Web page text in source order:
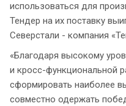
использоваться для
Тендер на их поставку
Северстали - компания
«Благодаря высокому
и кросс-функциональной
сформировать наиболее
совместно одержать